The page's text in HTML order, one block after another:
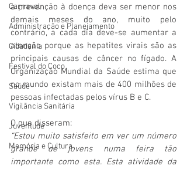
Carnaval
Administração e Planejamento
Cidadania
Festival do Coco
Saúde
Vigilãncia Sanitária
Juventude
Memória e Cultura
a prevenção à doença deva ser menor nos
demais meses do ano, muito pelo
contrário, a cada dia deve-se aumentar a
atenção porque as hepatites virais são as
principais causas de câncer no fígado. A
Organização Mundial da Saúde estima que
no mundo existam mais de 400 milhões de
pessoas infectadas pelos vírus B e C.
O que disseram:
“Estou muito satisfeito em ver um número
grande de jovens numa feira tão
importante como esta. Esta atividade da